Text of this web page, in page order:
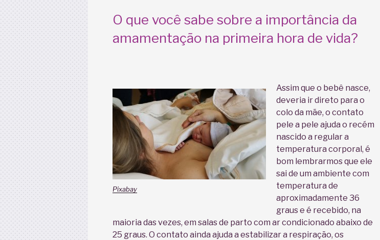
O que você sabe sobre a importância da
amamentação na primeira hora de vida?
Pixabay
Assim que o bebê nasce,
deveria ir direto para o
colo da mãe, o contato
pele a pele ajuda o recém
nascido a regular a
temperatura corporal, é
bom lembrarmos que ele
sai de um ambiente com
temperatura de
aproximadamente 36
graus e é recebido, na
maioria das vezes, em salas de parto com ar condicionado abaixo de
25 graus. O contato ainda ajuda a estabilizar a respiração, os